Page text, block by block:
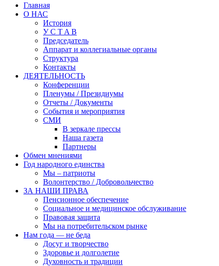
Главная
О НАС
История
У С T A B
Председатель
Аппарат и коллегиальные органы
Структура
Контакты
ДЕЯТЕЛЬНОСТЬ
Конференции
Пленумы / Президиумы
Отчеты / Документы
События и мероприятия
СМИ
В зеркале прессы
Наша газета
Партнеры
Обмен мнениями
Год народного единства
Мы – патриоты
Волонтерство / Добровольчество
ЗА НАШИ ПРАВА
Пенсионное обеспечение
Социальное и медицинское обслуживание
Правовая защита
Мы на потребительском рынке
Нам года — не беда
Досуг и творчество
Здоровье и долголетие
Духовность и традиции